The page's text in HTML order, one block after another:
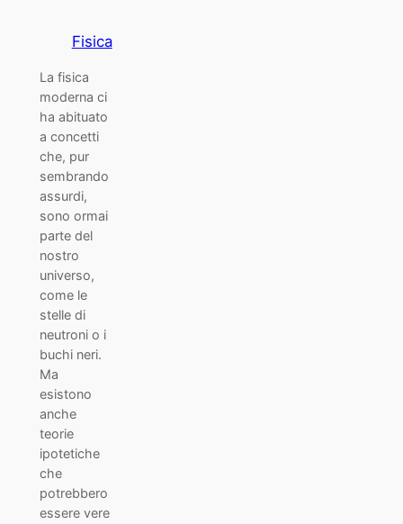
Fisica
La fisica
moderna ci
ha abituato
a concetti
che, pur
sembrando
assurdi,
sono ormai
parte del
nostro
universo,
come le
stelle di
neutroni o i
buchi neri.
Ma
esistono
anche
teorie
ipotetiche
che
potrebbero
essere vere